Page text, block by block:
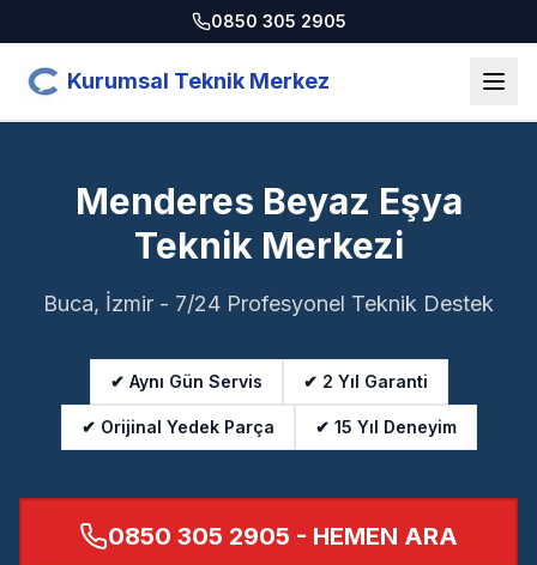
0850 305 2905
Kurumsal Teknik Merkez
Menderes Beyaz Eşya
Teknik Merkezi
Buca, İzmir - 7/24 Profesyonel Teknik Destek
✔ Aynı Gün Servis ✔ 2 Yıl Garanti
✔ Orijinal Yedek Parça ✔ 15 Yıl Deneyim
0850 305 2905 - HEMEN ARA